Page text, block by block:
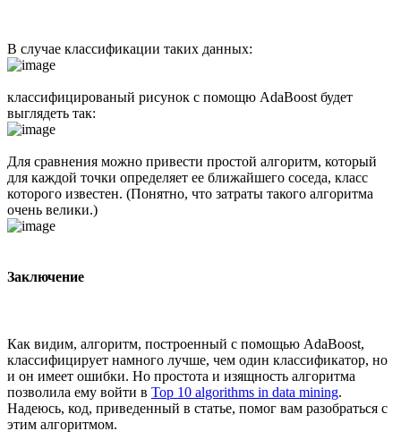
В случае классификации таких данных:
классифицированый рисунок с помощю AdaBoost будет
выглядеть так:
Для сравнения можно привести простой алгоритм, который
для каждой точки определяет ее ближайшего соседа, класс
которого известен. (Понятно, что затраты такого алгоритма
очень велики.)
Заключение
Как видим, алгоритм, построенный с помощью AdaBoost,
классифицирует намного лучше, чем один классификатор, но
и он имеет ошибки. Но простота и изящность алгоритма
позволила ему войти в Top 10 algorithms in data mining.
Надеюсь, код, приведенный в статье, помог вам разобраться с
этим алгоритмом.